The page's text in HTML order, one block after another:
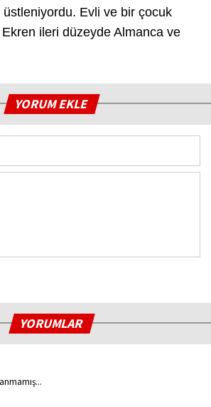
Evli ve bir çocuk
ileri düzeyde Almanca ve
YORUM EKLE
YORUMLAR